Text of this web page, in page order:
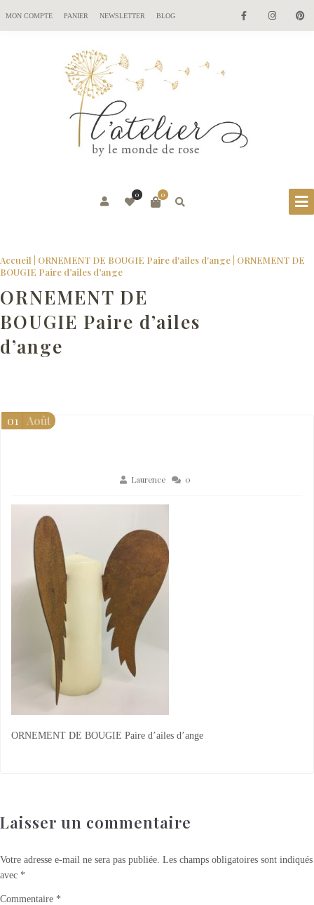
MON COMPTE PANIER NEWSLETTER BLOG
0
0
Accueil ORNEMENT DE BOUGIE Paire d'ailes d'ange ORNEMENT DE
BOUGIE Paire d’ailes d’ange
ORNEMENT DE
BOUGIE Paire d’ailes
d’ange
Laurence 0
01 Août
ORNEMENT DE BOUGIE Paire d’ailes d’ange
Laisser un commentaire
Votre adresse e-mail ne sera pas publiée. Les champs obligatoires sont indiqués
avec *
Commentaire *